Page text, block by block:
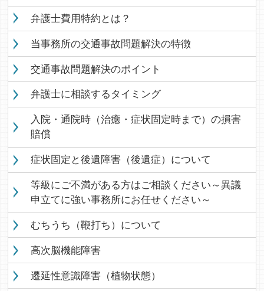
弁護士費用特約とは？
当事務所の交通事故問題解決の特徴
交通事故問題解決のポイント
弁護士に相談するタイミング
入院・通院時（治癒・症状固定時まで）の損害
賠償
症状固定と後遺障害（後遺症）について
等級にご不満がある方はご相談ください～異議
申立てに強い事務所にお任せください～
むちうち（鞭打ち）について
高次脳機能障害
遷延性意識障害（植物状態）